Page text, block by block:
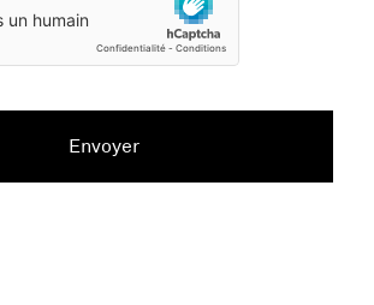
Envoyerle message